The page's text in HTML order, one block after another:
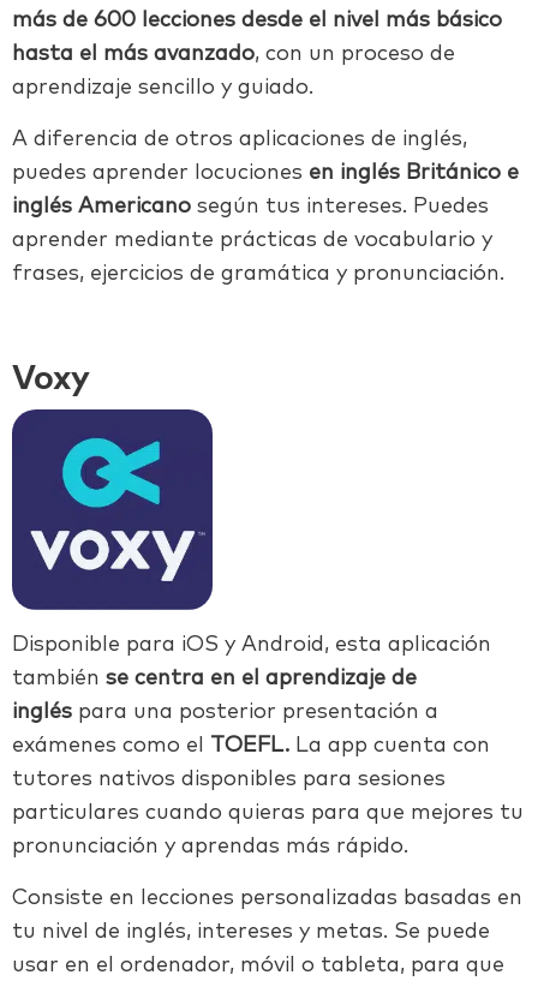
más de 600 lecciones desde el nivel más básico
hasta el más avanzado, con un proceso de
aprendizaje sencillo y guiado.
A diferencia de otros aplicaciones de inglés,
puedes aprender locuciones en inglés Británico e
inglés Americano según tus intereses. Puedes
aprender mediante prácticas de vocabulario y
frases, ejercicios de gramática y pronunciación.
Voxy
Disponible para iOS y Android, esta aplicación
también se centra en el aprendizaje de
inglés para una posterior presentación a
exámenes como el
TOEFL. La app cuenta con
tutores nativos disponibles para sesiones
particulares cuando quieras para que mejores tu
pronunciación y aprendas más rápido.
Consiste en lecciones personalizadas basadas en
tu nivel de inglés, intereses y metas. Se puede
usar en el ordenador, móvil o tableta, para que